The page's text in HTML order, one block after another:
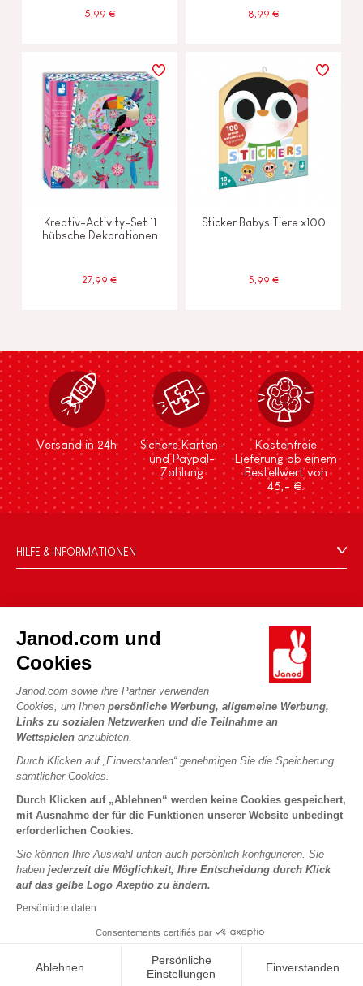
Janod.com und
Cookies
Janod.com sowie ihre Partner verwenden
Cookies, um Ihnen persönliche Werbung, allgemeine Werbung,
Links zu sozialen Netzwerken und die Teilnahme an
Wettspielen anzubieten.
Durch Klicken auf „Einverstanden“ genehmigen Sie die Speicherung
sämtlicher Cookies.
Durch Klicken auf „Ablehnen“ werden keine Cookies gespeichert,
mit Ausnahme der für die Funktionen unserer Website unbedingt
erforderlichen Cookies.
Sie können Ihre Auswahl unten auch persönlich konfigurieren. Sie
haben jederzeit die Möglichkeit, Ihre Entscheidung durch Klick
auf das gelbe Logo Axeptio zu ändern.
Persönliche daten
Consentements certifiés par
Ablehnen
Persönliche
Einstellungen
Einverstanden
5,99 € 8,99 €
Kreativ-Activity-Set 11
hübsche Dekorationen
27,99 €
Sticker Babys Tiere x100
5,99 €
Versand in 24h
Sichere Karten-
und Paypal-
Zahlung
Kostenfreie
Lieferung ab einem
Bestellwert von
45,- €.
HILFE & INFORMATIONEN
FAQ
Kontakt
Händler
Persönliche daten
Cookies
Nutzungsbedingungen #YesJanod
DIE WELT VON JANOD
Die Geschichte
Unsere Expertise
CSR-Verpflichtungen
Was ist FSC®?
UNSERE LEISTUNGEN
Sicheres Bezahlen
Lieferbedingungen
Spielregeln und Anleitungen
Lose Stücke
Kinderaktivitäten zum Download
PROFESSIONAL
Pressekontakte
Copyright © 2026 Janod - Alle Rechte vorbehalten -
Hinweise